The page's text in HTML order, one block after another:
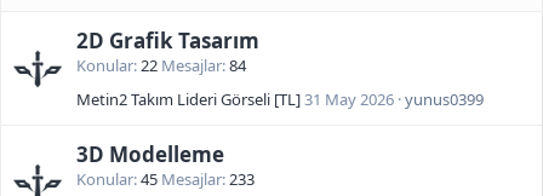
2D Grafik Tasarım
Konular 22 Mesajlar 84
Metin2 Takım Lideri Görseli [TL]31 May 2026 yunus0399
3D Modelleme
Konular 45 Mesajlar 233